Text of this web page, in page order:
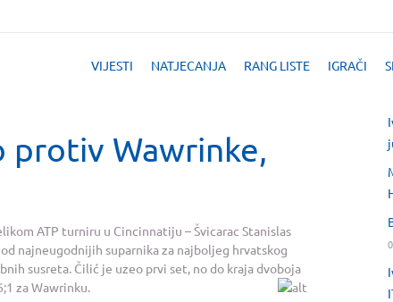
VIJESTI NATJECANJA RANG LISTE IGRAČI
protiv Wawrinke,
ATP turniru u Cincinnatiju – Švicarac Stanislas
najneugodnijih suparnika za najboljeg hrvatskog
susreta. Čilić je uzeo prvi set, no do kraja dvoboja
za Wawrinku.